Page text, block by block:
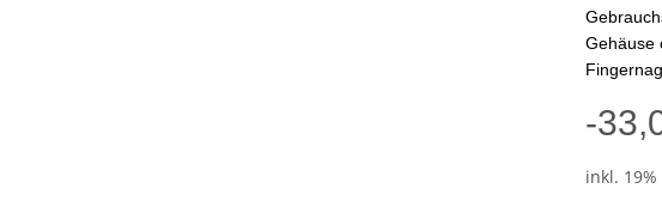
Gehäuse
-
inkl. 19%